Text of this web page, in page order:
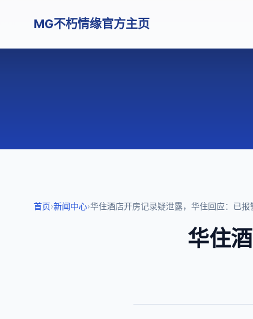
MG不朽情缘官方主页
首页›新闻中心›华住酒店开房记录疑泄露，华住回应：已报
华住